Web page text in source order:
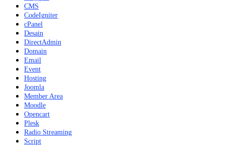
CMS
CodeIgniter
cPanel
Desain
DirectAdmin
Domain
Email
Event
Hosting
Joomla
Member Area
Moodle
Opencart
Plesk
Radio Streaming
Script